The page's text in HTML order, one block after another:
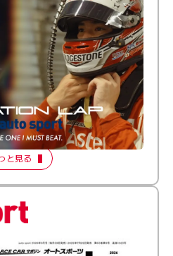
。小林利徠斗 × 野村勇斗
Produced by auto sport】
Episode 2
と見る